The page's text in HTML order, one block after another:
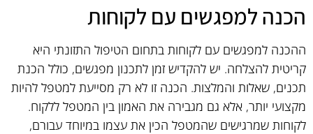
הכנה למפגשים עם לקוחות
ההכנה למפגשים עם לקוחות בתחום הטיפול התזונתי היא
קריטית להצלחה. יש להקדיש זמן לתכנון מפגשים, כולל הכנת
תכנים, שאלות והמלצות. הכנה זו לא רק מסייעת למטפל להיות
מקצועי יותר, אלא גם מגבירה את האמון בין המטפל ללקוח.
לקוחות שמרגישים שהמטפל הכין את עצמו במיוחד עבורם,